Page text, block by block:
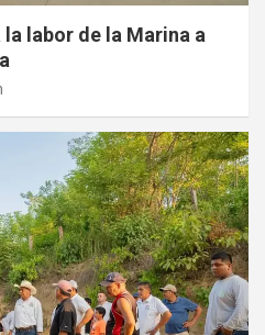
labor de la Marina a